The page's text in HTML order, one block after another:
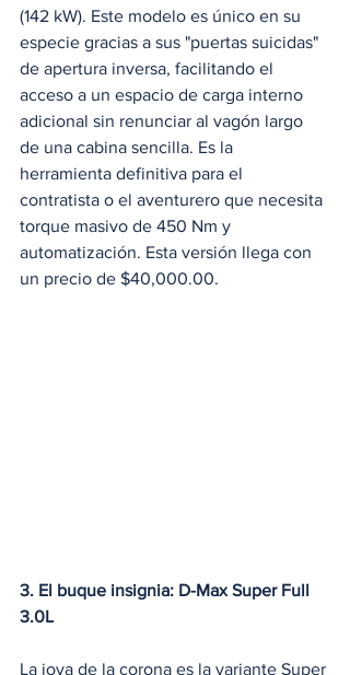
(142 kW). Este modelo es único en su
especie gracias a sus "puertas suicidas"
de apertura inversa, facilitando el
acceso a un espacio de carga interno
adicional sin renunciar al vagón largo
de una cabina sencilla. Es la
herramienta definitiva para el
contratista o el aventurero que necesita
torque masivo de 450 Nm y
automatización. Esta versión llega con
un precio de $40,000.00.
3. El buque insignia: D-Max Super Full
3.0L
La joya de la corona es la variante Super